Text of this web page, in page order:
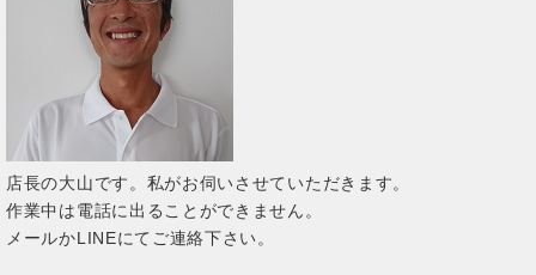
店長の大山です。私がお伺いさせていただきます。
作業中は電話に出ることができません。
メールかLINEにてご連絡下さい。